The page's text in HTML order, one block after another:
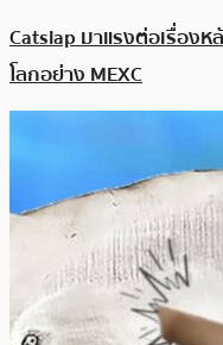
Catslap มาแรงต่อเรื่อง
โลกอย่าง MEXC